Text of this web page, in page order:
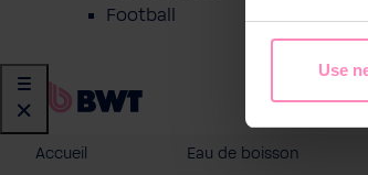
Use
Football
Accueil Eau de boisson